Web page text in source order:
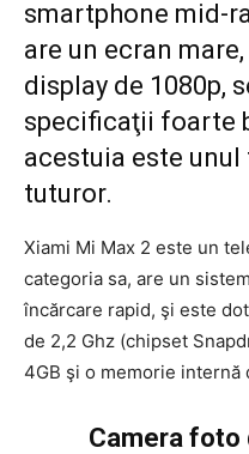
smartphone mid-
are un ecran
display de 1080p,
specificaţii foarte
acestuia este
tuturor.
Xiami Mi Max 2 este un
categoria sa, are un
încărcare rapid, şi este
de 2,2 Ghz (chipset
4GB şi o memorie internă
Camera foto